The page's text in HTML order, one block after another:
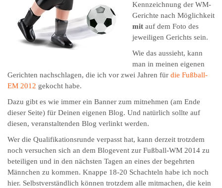
Kennzeichnung der WM-
Gerichte nach Möglichkeit
mit auf dem Foto des
jeweiligen Gerichts sein.
Wie das aussieht, kann
man in meinen eigenen
Gerichten nachschlagen, die ich vor zwei Jahren für die Fußball-
EM 2012 gekocht habe.
Dazu gibt es wie immer ein Banner zum mitnehmen (am Ende
dieser Seite) für Deinen eigenen Blog. Und natürlich sollte auf
diesen, veranstaltenden Blog verlinkt werden.
Wer die Qualifikationsrunde verpasst hat, kann derzeit trotzdem
noch versuchen sich an dem Blogevent zur Fußball-WM 2014 zu
beteiligen und in den nächsten Tagen an eines der begehrten
Männchen zu kommen. Knappe 18-20 Schachteln habe ich noch
hier. Selbstverständlich können trotzdem alle mitmachen, die kein